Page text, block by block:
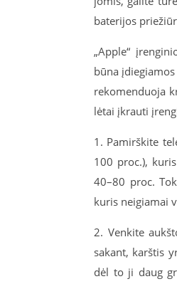
baterijos
„Apple“
būna
rekomenduoja
lėtai įkrauti
1. Pamirškite
100 proc.),
40–80 proc.
kuris neigiamai
2. Venkite
sakant, karštis
dėl to ji daug